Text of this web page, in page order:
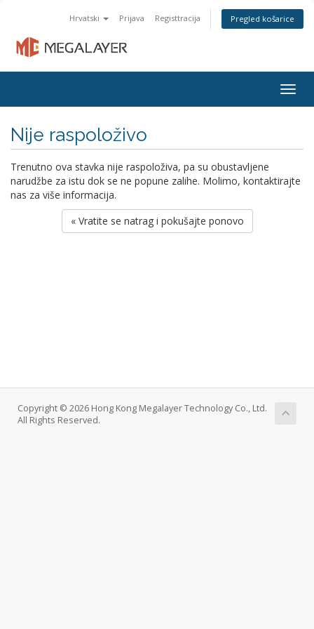
Hrvatski Prijava Registtracija Pregled košarice
Nije raspoloživo
Trenutno ova stavka nije raspoloživa, pa su obustavljene
narudžbe za istu dok se ne popune zalihe. Molimo, kontaktirajte
nas za više informacija.
« Vratite se natrag i pokušajte ponovo
Copyright © 2026 Hong Kong Megalayer Technology Co., Ltd.
All Rights Reserved.